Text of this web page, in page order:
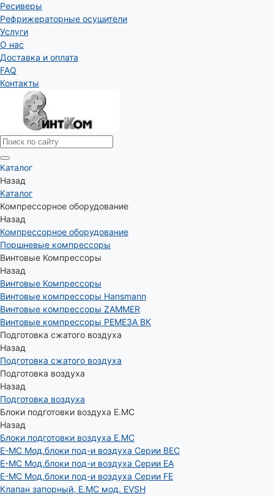
Ресиверы
Рефрижераторные осушители
Услуги
О нас
Доставка и оплата
FAQ
Контакты
Каталог
Назад
Каталог
Компрессорное оборудование
Назад
Компрессорное оборудование
Поршневые компрессоры
Винтовые Компрессоры
Назад
Винтовые Компрессоры
Винтовые компрессоры Hansmann
Винтовые компрессоры ZAMMER
Винтовые компрессоры РЕМЕЗА ВК
Подготовка сжатого воздуха
Назад
Подготовка сжатого воздуха
Подготовка воздуха
Назад
Подготовка воздуха
Блоки подготовки воздуха E.MC
Назад
Блоки подготовки воздуха E.MC
E-MC Мод.блоки под-и воздуха Серии BEC
E-MC Мод.блоки под-и воздуха Серии EA
E-MC Мод.блоки под-и воздуха Серии FE
Клапан запорный, E.MC мод. EVSH